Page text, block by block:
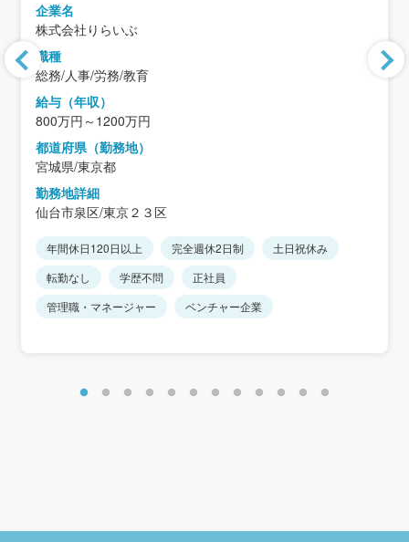
企業名
株式会社りらいぶ
職種
総務/人事/労務/教育
給与（年収）
800万円～1200万円
都道府県（勤務地）
宮城県/東京都
勤務地詳細
仙台市泉区/東京２３区
年間休日120日以上 完全週休2日制
土日祝休み
転勤なし
学歴不問
正社員
管理職・マネージャー
ベンチャー企業